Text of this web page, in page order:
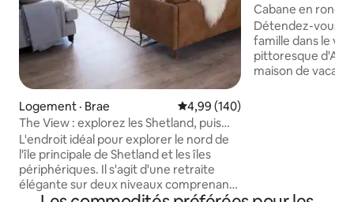
Logement · Brae Note moyenne de 4,99 sur 5,
4,99 (140)
The View : explorez les Shetland, puis
détendez-vous dans un cadre luxueux
L'endroit idéal pour explorer le nord de
l'île principale de Shetland et les îles
périphériques. Il s'agit d'une retraite
élégante sur deux niveaux comprenant
Cabane en
Shetland
Détendez-vous
famille dans le
pittoresque d'Aith. Il s'agit de
maison de
forêt et ce